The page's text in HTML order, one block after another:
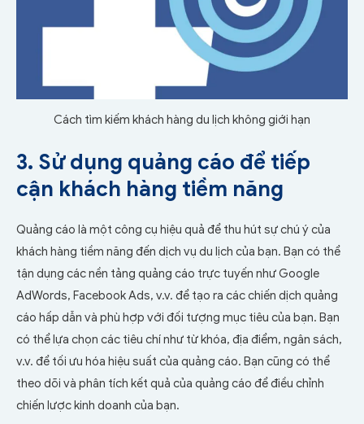
Cách tìm kiếm khách hàng du lịch không giới hạn
3. Sử dụng quảng cáo để tiếp
cận khách hàng tiềm năng
Quảng cáo là một công cụ hiệu quả để thu hút sự chú ý của
khách hàng tiềm năng đến dịch vụ du lịch của bạn. Bạn có thể
tận dụng các nền tảng quảng cáo trực tuyến như Google
AdWords, Facebook Ads, v.v. để tạo ra các chiến dịch quảng
cáo hấp dẫn và phù hợp với đối tượng mục tiêu của bạn. Bạn
có thể lựa chọn các tiêu chí như từ khóa, địa điểm, ngân sách,
v.v. để tối ưu hóa hiệu suất của quảng cáo. Bạn cũng có thể
theo dõi và phân tích kết quả của quảng cáo để điều chỉnh
chiến lược kinh doanh của bạn.